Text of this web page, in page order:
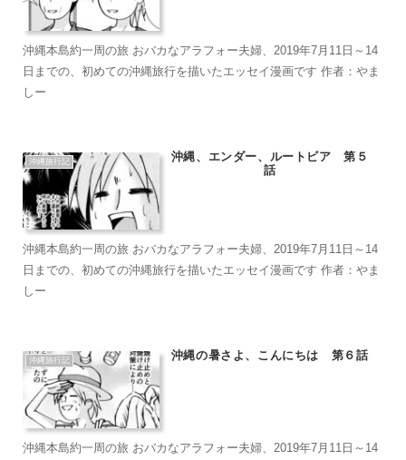
沖縄本島約一周の旅 おバカなアラフォー夫婦、2019年7月11日～14
日までの、初めての沖縄旅行を描いたエッセイ漫画です 作者：やま
しー
沖縄旅行記
沖縄、エンダー、ルートビア 第５
話
沖縄本島約一周の旅 おバカなアラフォー夫婦、2019年7月11日～14
日までの、初めての沖縄旅行を描いたエッセイ漫画です 作者：やま
しー
沖縄旅行記 沖縄の暑さよ、こんにちは 第６話
沖縄本島約一周の旅 おバカなアラフォー夫婦、2019年7月11日～14